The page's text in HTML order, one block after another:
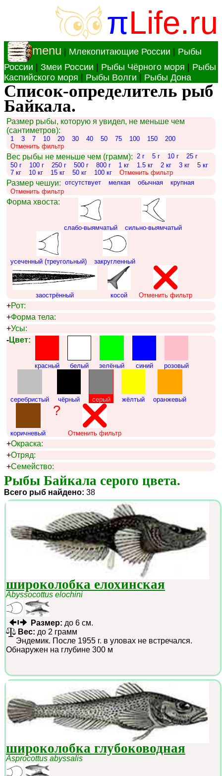
πLife.ru
menu Млекопитающие России
Рыбы
России
Змеи России Рыбы Чёрного моря
Рыбы
Каспийского моря
Рыбы Волги Рыбы Дона
Список-определитель рыб
Байкала.
Размер рыбы, которую я увидел, не меньше чем
(сантиметров):
1 3 7 10 20 30 40 50 75 100 150
200
Отменить фильтр
Вес рыбы не меньше чем (грамм): 2 г 5 г 10 г
25 г
50 г
100 г 250 г 500 г 800 г 1 кг 1.5 кг 2 кг 3 кг
5 кг
7 кг
10 кг 15 кг 50 кг 100 кг Отменить фильтр
Размер чешуи: отсутствует мелкая обычная
крупная
Отменить фильтр
Форма хвоста:
слабо-выямчатый сильно-выямчатый
усеченный (треугольный) закругленный
заострённый косой Отменить фильтр
+Рот:
+Форма тела:
+Усы:
-Цвет:
красный белый зелёный синий розовый
серебристый чёрный серый жёлтый оранжевый
коричневый
?
Отменить фильтр
+Окраска:
+Отряд:
+Семейство:
Рыбы Байкала серого цвета.
Всего рыб найдено: 38
широколобка елохинская
Abyssocottus elochini
Размер: до 6 см.
Вес: до 2 грамм
Эндемик. После 1955 г. в уловах не встречался.
Обнаружен на глубине 300 м
широколобка глубоководная
Asprocottus abyssalis